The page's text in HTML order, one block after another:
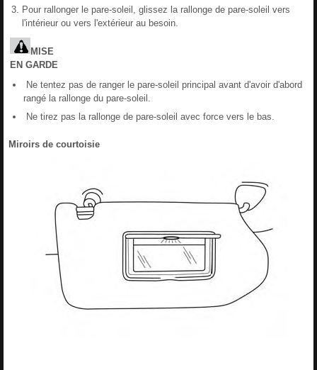
Pour rallonger le pare-soleil, glissez la rallonge de pare-soleil vers
l'intérieur ou vers l'extérieur au besoin.
MISE
EN GARDE
Ne tentez pas de ranger le pare-soleil principal avant d'avoir d'abord
rangé la rallonge du pare-soleil.
Ne tirez pas la rallonge de pare-soleil avec force vers le bas.
Miroirs de courtoisie